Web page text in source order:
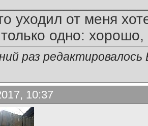
уходил от меня
одно:
раз
10:37